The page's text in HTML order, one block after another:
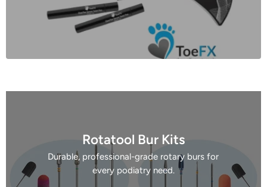
Rotatool Bur Kits
Durable, professional-grade rotary burs for
every podiatry need.